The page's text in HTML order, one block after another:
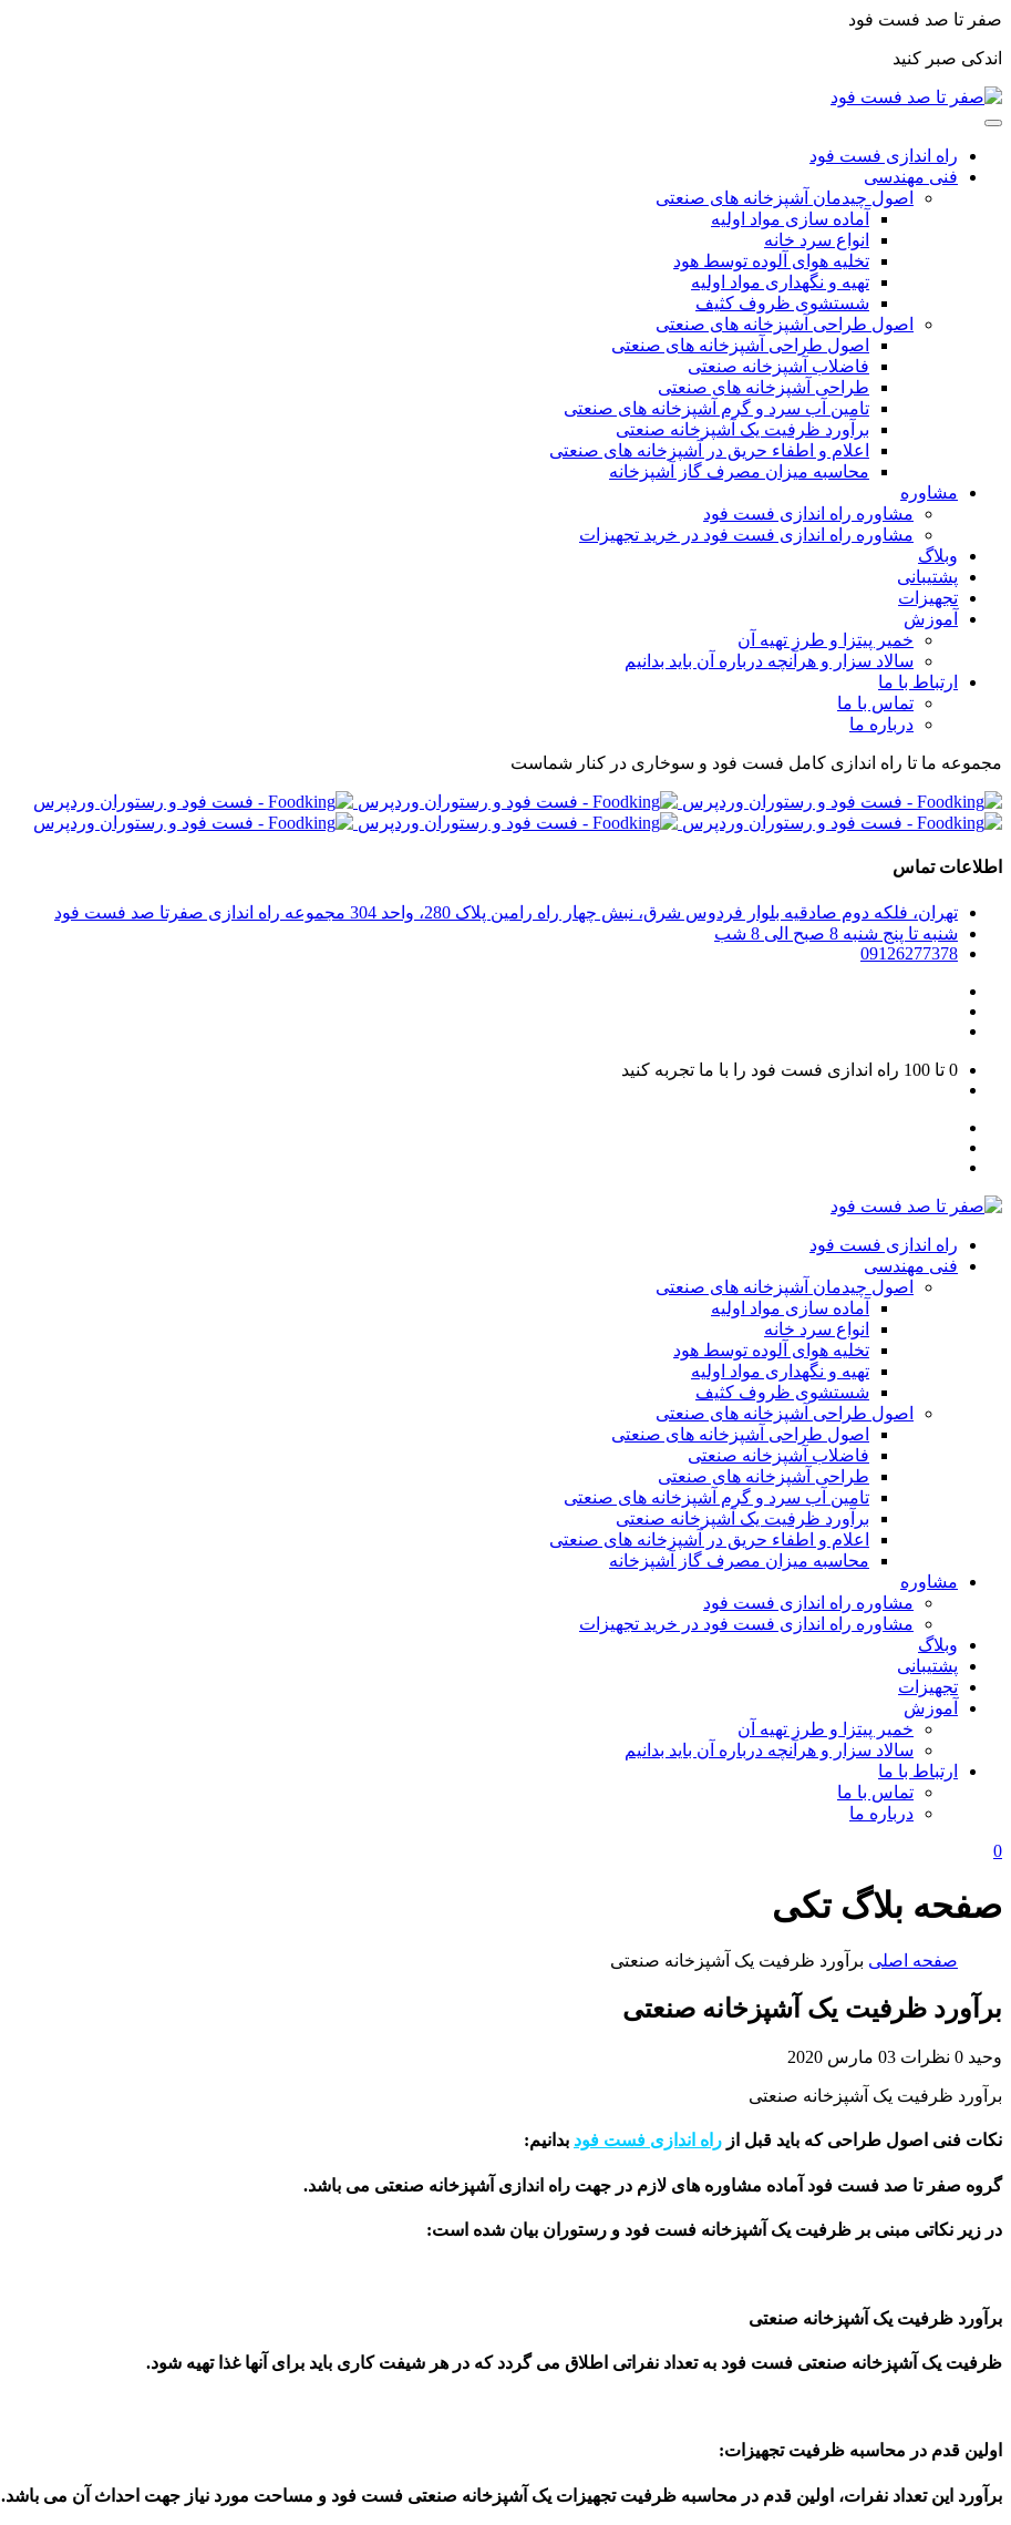
صفر تا صد فست فود
اندکی صبر کنید
راه اندازی فست فود
فنی مهندسی
اصول چیدمان آشپزخانه های صنعتی
آماده سازی مواد اولیه
انواع سرد خانه
تخلیه هوای آلوده توسط هود
تهیه و نگهداری مواد اولیه
شستشوی ظروف کثیف
اصول طراحی آشپزخانه های صنعتی
اصول طراحی آشپزخانه های صنعتی
فاضلاب آشپزخانه صنعتی
طراحی آشپزخانه های صنعتی
تامین آب سرد و گرم آشپزخانه های صنعتی
برآورد ظرفیت یک آشپزخانه صنعتی
اعلام و اطفاء حریق در آشپزخانه های صنعتی
محاسبه میزان مصرف گاز آشپزخانه
مشاوره
مشاوره راه اندازی فست فود
مشاوره راه اندازی فست فود در خرید تجهیزات
وبلاگ
پشتیبانی
تجهیزات
آموزش
خمیر پیتزا و طرز تهیه آن
سالاد سزار و هرآنچه درباره آن باید بدانیم
ارتباط با ما
تماس با ما
درباره ما
مجموعه ما تا راه اندازی کامل فست فود و سوخاری در کنار شماست
اطلاعات تماس
تهران، فلکه دوم صادقیه بلوار فردوس شرق، نبش چهار راه رامین پلاک 280، واحد 304 مجموعه راه اندازی صفرتا صد فست فود
شنبه تا پنج شنبه 8 صبح الی 8 شب
09126277378
0 تا 100 راه اندازی فست فود را با ما تجربه کنید
راه اندازی فست فود
فنی مهندسی
اصول چیدمان آشپزخانه های صنعتی
آماده سازی مواد اولیه
انواع سرد خانه
تخلیه هوای آلوده توسط هود
تهیه و نگهداری مواد اولیه
شستشوی ظروف کثیف
اصول طراحی آشپزخانه های صنعتی
اصول طراحی آشپزخانه های صنعتی
فاضلاب آشپزخانه صنعتی
طراحی آشپزخانه های صنعتی
تامین آب سرد و گرم آشپزخانه های صنعتی
برآورد ظرفیت یک آشپزخانه صنعتی
اعلام و اطفاء حریق در آشپزخانه های صنعتی
محاسبه میزان مصرف گاز آشپزخانه
مشاوره
مشاوره راه اندازی فست فود
مشاوره راه اندازی فست فود در خرید تجهیزات
وبلاگ
پشتیبانی
تجهیزات
آموزش
خمیر پیتزا و طرز تهیه آن
سالاد سزار و هرآنچه درباره آن باید بدانیم
ارتباط با ما
تماس با ما
درباره ما
0
صفحه بلاگ تکی
صفحه اصلی برآورد ظرفیت یک آشپزخانه صنعتی
برآورد ظرفیت یک آشپزخانه صنعتی
وحید 0 نظرات 03 مارس 2020
برآورد ظرفیت یک آشپزخانه صنعتی
نکات فنی اصول طراحی که باید قبل از راه اندازی فست فود بدانیم:
گروه صفر تا صد فست فود آماده مشاوره های لازم در جهت راه اندازی آشپزخانه صنعتی می باشد.
در زیر نکاتی مبنی بر ظرفیت یک آشپزخانه فست فود و رستوران بیان شده است:
برآورد ظرفیت یک آشپزخانه صنعتی
ظرفیت یک آشپزخانه صنعتی فست فود به تعداد نفراتی اطلاق می گردد که در هر شیفت کاری باید برای آنها غذا تهیه شود.
اولین قدم در محاسبه ظرفیت تجهیزات:
برآورد این تعداد نفرات، اولین قدم در محاسبه ظرفیت تجهیزات یک آشپزخانه صنعتی فست فود و مساحت مورد نیاز جهت احداث آن می باشد.